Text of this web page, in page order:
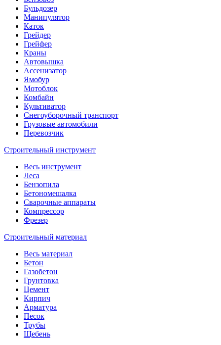
Бульдозер
Манипулятор
Каток
Грейдер
Грейфер
Краны
Автовышка
Ассенизатор
Ямобур
Мотоблок
Комбайн
Культиватор
Снегоуборочный транспорт
Грузовые автомобили
Перевозчик
Строительный инструмент
Весь инструмент
Леса
Бензопила
Бетономешалка
Сварочные аппараты
Компрессор
Фрезер
Строительный материал
Весь материал
Бетон
Газобетон
Грунтовка
Цемент
Кирпич
Арматура
Песок
Трубы
Щебень